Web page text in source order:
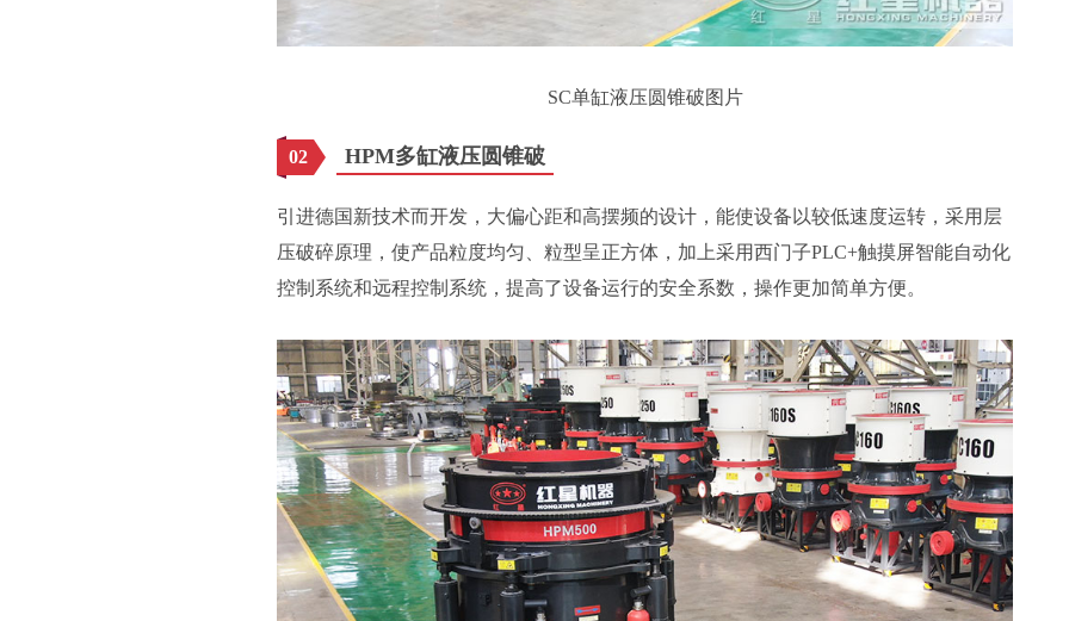
SC单缸液压圆锥破图片
02 HPM多缸液压圆锥破
引进德国新技术而开发，大偏心距和高摆频的设计，能使设备以较低速度运转，采用层
压破碎原理，使产品粒度均匀、粒型呈正方体，加上采用西门子PLC+触摸屏智能自动化
控制系统和远程控制系统，提高了设备运行的安全系数，操作更加简单方便。